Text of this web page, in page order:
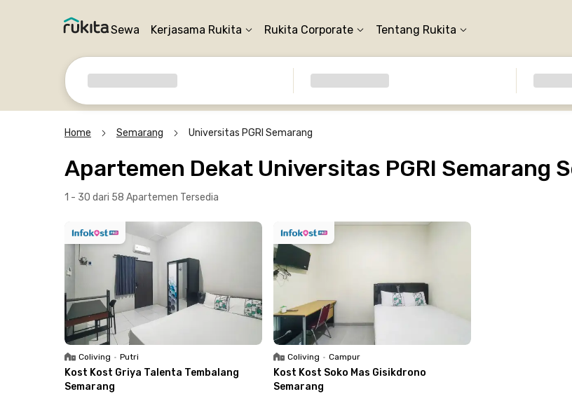
Sewa Kerjasama Rukita Rukita Corporate Tentang Rukita
Home Semarang Universitas PGRI Semarang
Apartemen Dekat Universitas PGRI Semarang
1 - 30 dari 58 Apartemen Tersedia
Coliving • Putri
Kost Kost Griya Talenta Tembalang
Semarang
Coliving • Campur
Kost Kost Soko Mas Gisikdrono
Semarang